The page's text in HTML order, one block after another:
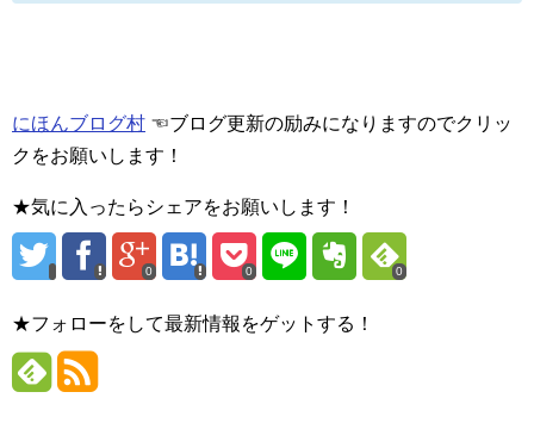
にほんブログ村 ☜ブログ更新の励みになりますのでクリッ
クをお願いします！
★気に入ったらシェアをお願いします！
0 0 0
★フォローをして最新情報をゲットする！